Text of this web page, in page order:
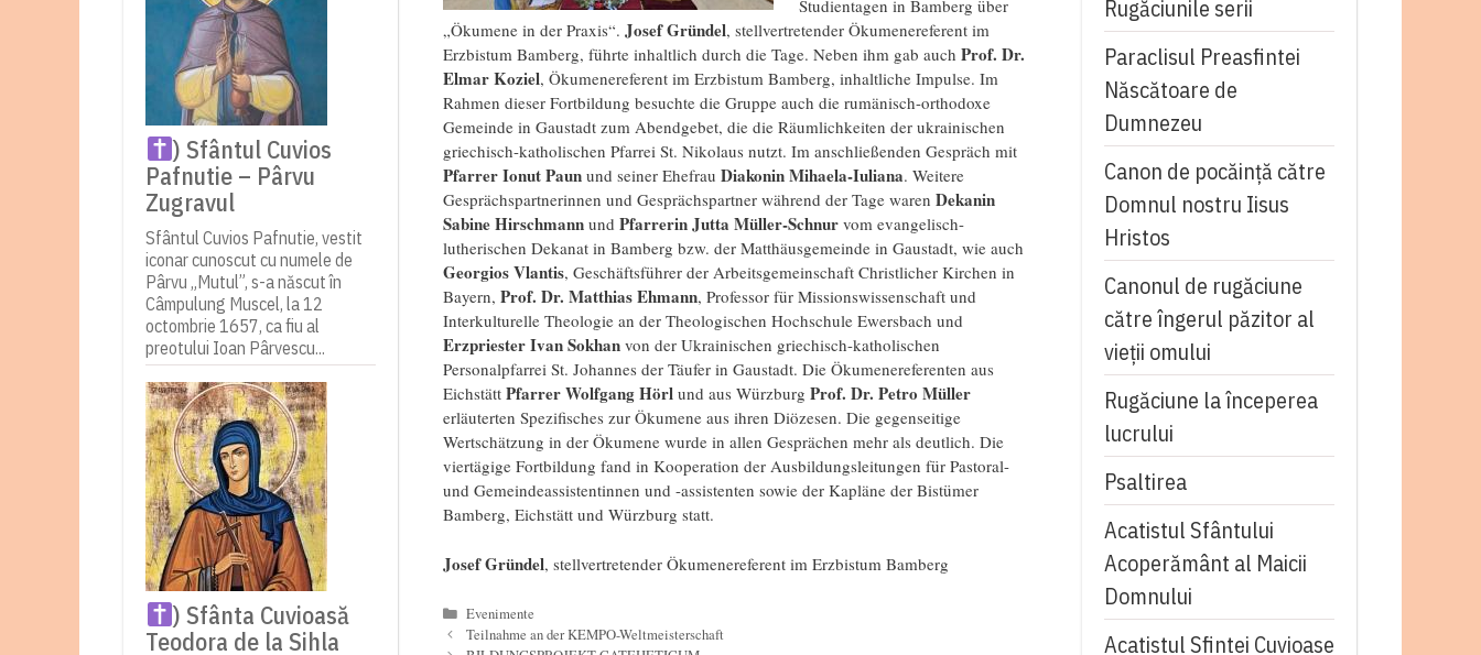
Studientagen in Bamberg über
„Ökumene in der Praxis“. Josef Gründel, stellvertretender Ökumenereferent im
Erzbistum Bamberg, führte inhaltlich durch die Tage. Neben ihm gab auch Prof. Dr.
Elmar Koziel, Ökumenereferent im Erzbistum Bamberg, inhaltliche Impulse. Im
Rahmen dieser Fortbildung besuchte die Gruppe auch die rumänisch-orthodoxe
Gemeinde in Gaustadt zum Abendgebet, die die Räumlichkeiten der ukrainischen
griechisch-katholischen Pfarrei St. Nikolaus nutzt. Im anschließenden Gespräch mit
Pfarrer Ionut Paun und seiner Ehefrau Diakonin Mihaela-Iuliana. Weitere
Gesprächspartnerinnen und Gesprächspartner während der Tage waren Dekanin
Sabine Hirschmann und Pfarrerin Jutta Müller-Schnur vom evangelisch-
lutherischen Dekanat in Bamberg bzw. der Matthäusgemeinde in Gaustadt, wie auch
Georgios Vlantis, Geschäftsführer der Arbeitsgemeinschaft Christlicher Kirchen in
Bayern, Prof. Dr. Matthias Ehmann, Professor für Missionswissenschaft und
Interkulturelle Theologie an der Theologischen Hochschule Ewersbach und
Erzpriester Ivan Sokhan von der Ukrainischen griechisch-katholischen
Personalpfarrei St. Johannes der Täufer in Gaustadt. Die Ökumenereferenten aus
Eichstätt Pfarrer Wolfgang Hörl und aus Würzburg Prof. Dr. Petro Müller
erläuterten Spezifisches zur Ökumene aus ihren Diözesen. Die gegenseitige
Wertschätzung in der Ökumene wurde in allen Gesprächen mehr als deutlich. Die
viertägige Fortbildung fand in Kooperation der Ausbildungsleitungen für Pastoral-
und Gemeindeassistentinnen und -assistenten sowie der Kapläne der Bistümer
Bamberg, Eichstätt und Würzburg statt.
Josef Gründel, stellvertretender Ökumenereferent im Erzbistum Bamberg
Kategorien
Evenimente
Teilnahme an der KEMPO-Weltmeisterschaft
) Sfântul Cuvios
Pafnutie – Pârvu
Zugravul
Sfântul Cuvios Pafnutie, vestit
iconar cunoscut cu numele de
Pârvu „Mutul”, s-a născut în
Câmpulung Muscel, la 12
octombrie 1657, ca fiu al
preotului Ioan Pârvescu...
) Sfânta Cuvioasă
Teodora de la Sihla
Rugăciunile serii
Paraclisul Preasfintei
Născătoare de
Dumnezeu
Canon de pocăință către
Domnul nostru Iisus
Hristos
Canonul de rugăciune
către îngerul păzitor al
vieții omului
Rugăciune la începerea
lucrului
Psaltirea
Acatistul Sfântului
Acoperământ al Maicii
Domnului
Acatistul Sfintei Cuvioase